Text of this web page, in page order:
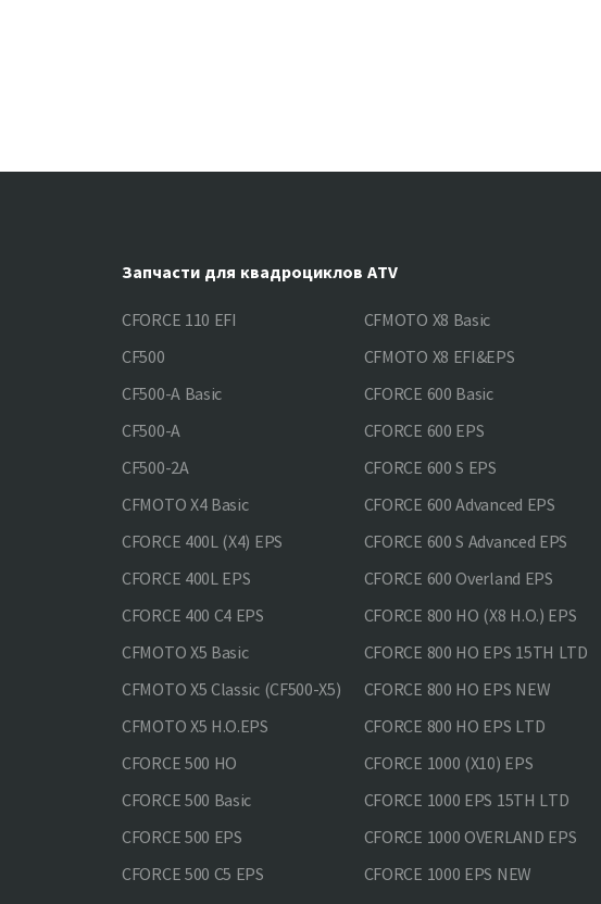
Запчасти для квадроциклов ATV
CFORCE 110 EFI
CF500
CF500-A Basic
CF500-A
CF500-2A
CFMOTO X4 Basic
CFORCE 400L (X4) EPS
CFORCE 400L EPS
CFORCE 400 С4 EPS
CFMOTO X5 Basic
CFMOTO X5 Classic (CF500-X5)
CFMOTO X5 H.O.EPS
CFORCE 500 HO
CFORCE 500 Basic
CFORCE 500 EPS
CFORCE 500 С5 EPS
CFMOTO X8 Basic
CFMOTO X8 EFI&EPS
CFORCE 600 Basic
CFORCE 600 EPS
CFORCE 600 S EPS
CFORCE 600 Advanced EPS
CFORCE 600 S Advanced EPS
CFORCE 600 Overland EPS
CFORCE 800 HO (X8 H.O.) EPS
CFORCE 800 HO EPS 15TH LTD
CFORCE 800 HO EPS NEW
CFORCE 800 HO EPS LTD
CFORCE 1000 (X10) EPS
CFORCE 1000 EPS 15TH LTD
CFORCE 1000 OVERLAND EPS
CFORCE 1000 EPS NEW